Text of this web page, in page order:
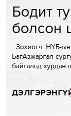
Бодит
болсон
Зохиогч: НҮБ-
БагАзжаргал
байгальд хурдан